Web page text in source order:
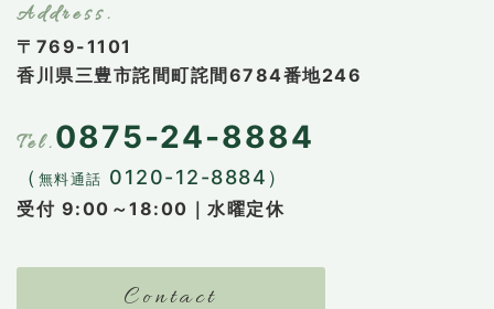
〒769-1101
香川県三豊市詫間町詫間6784番地246
0875-24-8884
（ 無料通話 0120-12-8884）
受付 9:00～18:00｜水曜定休